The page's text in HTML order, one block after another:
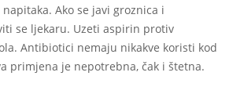
Ako se javi groznica i
se ljekaru. Uzeti aspirin protiv
Antibiotici nemaju nikakve koristi kod
primjena je nepotrebna, čak i štetna.